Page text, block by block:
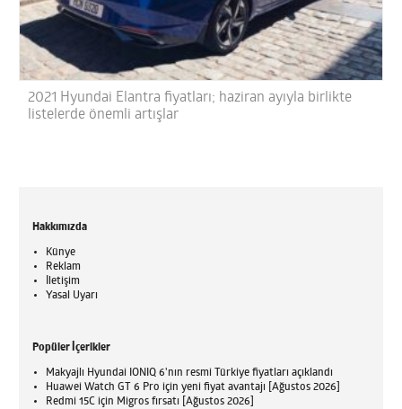
2021 Hyundai Elantra fiyatları; haziran ayıyla birlikte
listelerde önemli artışlar
Hakkımızda
Künye
Reklam
İletişim
Yasal Uyarı
Popüler İçerikler
Makyajlı Hyundai IONIQ 6'nın resmi Türkiye fiyatları açıklandı
Huawei Watch GT 6 Pro için yeni fiyat avantajı [Ağustos 2026]
Redmi 15C için Migros fırsatı [Ağustos 2026]